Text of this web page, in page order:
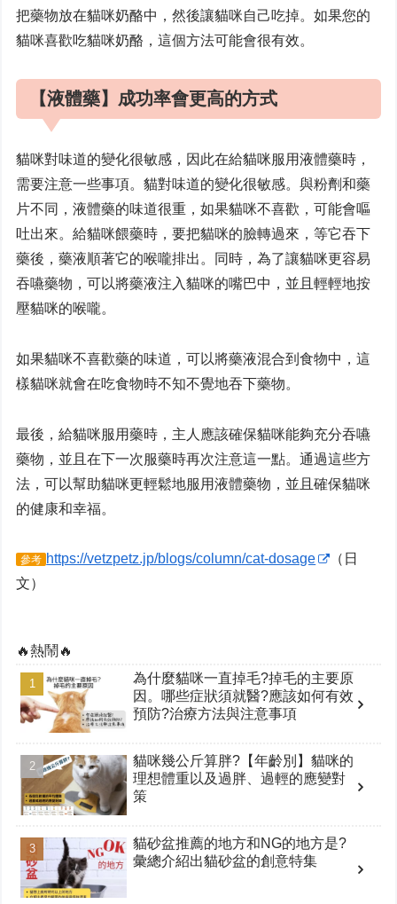
把藥物放在貓咪奶酪中，然後讓貓咪自己吃掉。如果您的
貓咪喜歡吃貓咪奶酪，這個方法可能會很有效。
【液體藥】成功率會更高的方式
貓咪對味道的變化很敏感，因此在給貓咪服用液體藥時，
需要注意一些事項。貓對味道的變化很敏感。與粉劑和藥
片不同，液體藥的味道很重，如果貓咪不喜歡，可能會嘔
吐出來。給貓咪餵藥時，要把貓咪的臉轉過來，等它吞下
藥後，藥液順著它的喉嚨排出。同時，為了讓貓咪更容易
吞嚥藥物，可以將藥液注入貓咪的嘴巴中，並且輕輕地按
壓貓咪的喉嚨。
如果貓咪不喜歡藥的味道，可以將藥液混合到食物中，這
樣貓咪就會在吃食物時不知不覺地吞下藥物。
最後，給貓咪服用藥時，主人應該確保貓咪能夠充分吞嚥
藥物，並且在下一次服藥時再次注意這一點。通過這些方
法，可以幫助貓咪更輕鬆地服用液體藥物，並且確保貓咪
的健康和幸福。
參考 https://vetzpetz.jp/blogs/column/cat-dosage
（日
文）
🔥熱鬧🔥
為什麼貓咪一直掉毛?掉毛的主要原
因。哪些症狀須就醫?應該如何有效
預防?治療方法與注意事項
貓咪幾公斤算胖?【年齡別】貓咪的
理想體重以及過胖、過輕的應變對
策
貓砂盆推薦的地方和NG的地方是?
彙總介紹出貓砂盆的創意特集